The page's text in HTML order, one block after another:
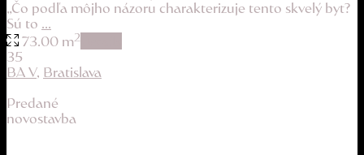
„Čo podľa môjho názoru charakterizuje tento skvelý byt?
Sú to
73.00 m2
35
BA V, Bratislava
Predané
novostavba